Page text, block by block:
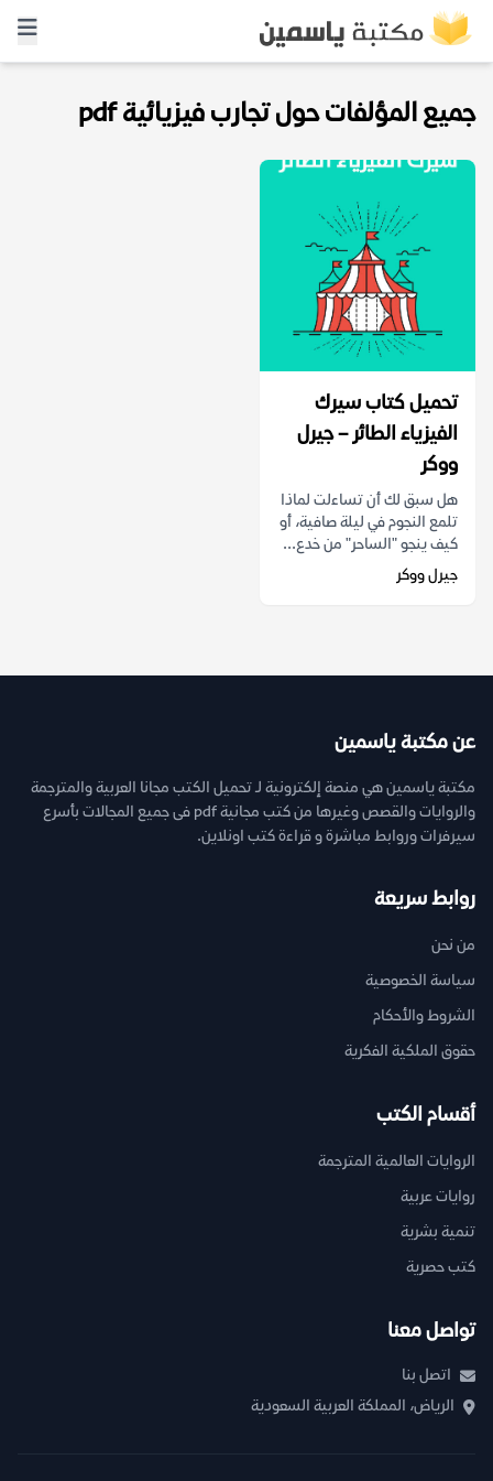
جميع المؤلفات حول تجارب فيزيائية pdf
تحميل كتاب سيرك
الفيزياء الطائر – جيرل
ووكر
هل سبق لك أن تساءلت لماذا
تلمع النجوم في ليلة صافية، أو
كيف ينجو "الساحر" من خدع...
جيرل ووكر
عن مكتبة ياسمين
مكتبة ياسمين هي منصة إلكترونية لـ تحميل الكتب مجانا العربية والمترجمة
والروايات والقصص وغيرها من كتب مجانية pdf فى جميع المجالات بأسرع
سيرفرات وروابط مباشرة و قراءة كتب اونلاين.
روابط سريعة
من نحن
سياسة الخصوصية
الشروط والأحكام
حقوق الملكية الفكرية
أقسام الكتب
الروايات العالمية المترجمة
روايات عربية
تنمية بشرية
كتب حصرية
تواصل معنا
اتصل بنا
الرياض، المملكة العربية السعودية